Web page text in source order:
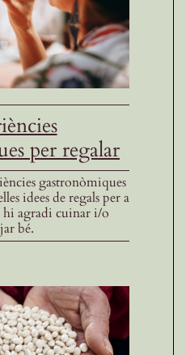
per regalar
gastronòmiques
idees de regals per a
hi agradi cuinar i/o
bé.